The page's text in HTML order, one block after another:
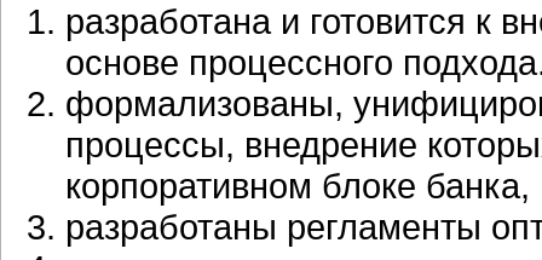
разработана и готовится к
основе процессного
формализованы,
процессы, внедрение
корпоративном блоке банка,
разработаны регламенты